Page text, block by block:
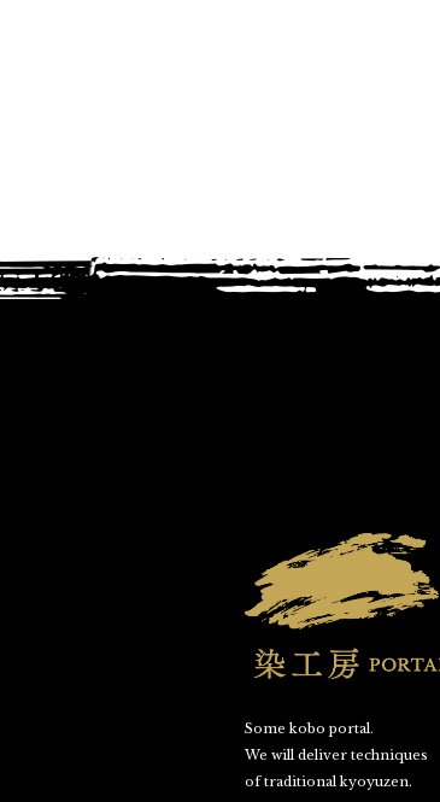
Some kobo portal.
We will deliver techniques
of traditional kyoyuzen.